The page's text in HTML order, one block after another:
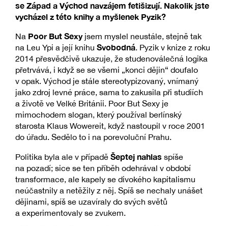
se Západ a Východ navzájem fetišizují. Nakolik jste
vycházel z této knihy a myšlenek Pyzik?
Na Poor But Sexyjsem myslel neustále, stejně tak
na Leu Ypi a její knihu Svobodná. Pyzik v knize z roku
2014 přesvědčivě ukazuje, že studenoválečná logika
přetrvává, i když se se všemi „konci dějin“ doufalo
v opak. Východ je stále stereotypizovaný, vnímaný
jako zdroj levné práce, sama to zakusila při studiích
a životě ve Velké Británii. Poor But Sexy je
mimochodem slogan, který používal berlínský
starosta Klaus Wowereit, když nastoupil v roce 2001
do úřadu. Sedělo to i na porevoluční Prahu.
Politika byla ale v případě Šeptej nahlas spíše
na pozadí; sice se ten příběh odehrával v období
transformace, ale kapely se divokého kapitalismu
neúčastnily a netěžily z něj. Spíš se nechaly unášet
dějinami, spíš se uzavíraly do svých světů
a experimentovaly se zvukem.